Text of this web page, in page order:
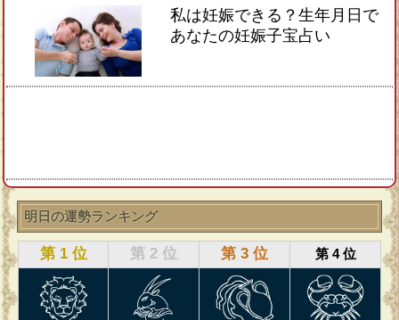
私は妊娠できる？生年月日で
あなたの妊娠子宝占い
明日の運勢ランキング
第 1 位 第 2 位 第 3 位 第 4 位